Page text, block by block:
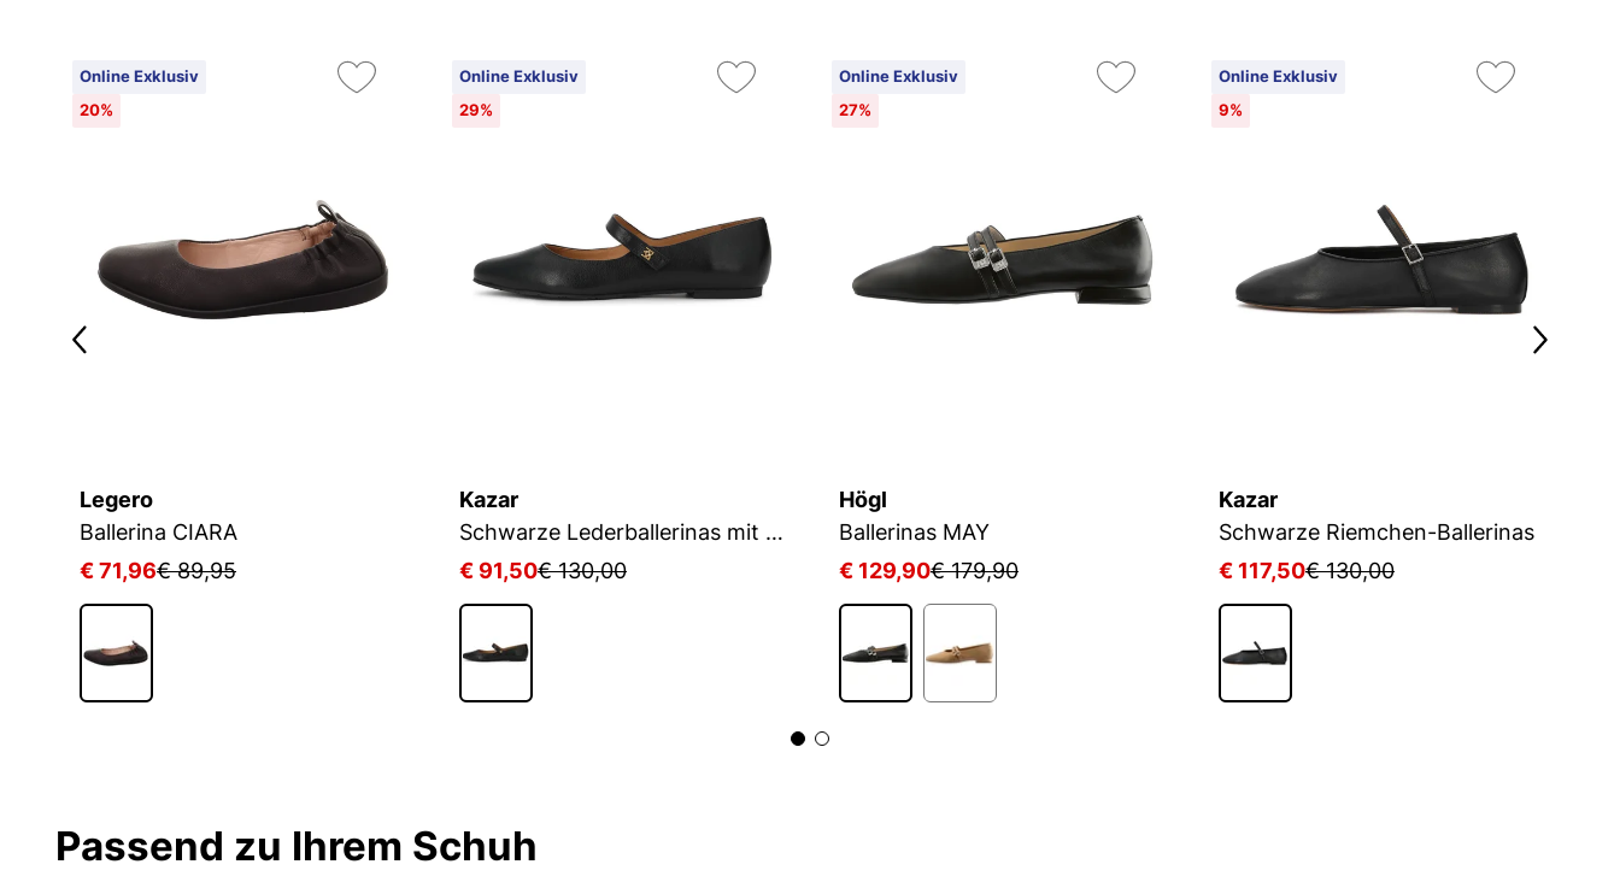
Online Exklusiv
20%
Legero
Ballerina CIARA
€ 71,96€ 89,95
Online Exklusiv
29%
Kazar
Schwarze Lederballerinas mit Riemen
€ 91,50€ 130,00
Online Exklusiv
27%
Högl
Ballerinas MAY
€ 129,90€ 179,90
Online Exklusiv
9%
Kazar
Schwarze Riemchen-Ballerinas
€ 117,50€ 130,00
Passend zu Ihrem Schuh